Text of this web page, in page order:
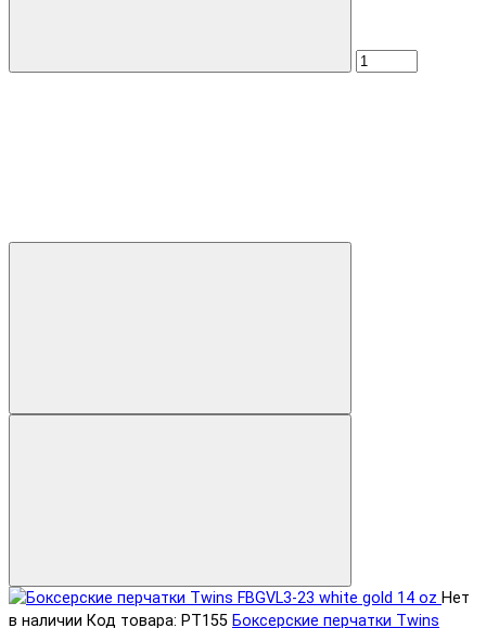
Нет
в наличии Код товара: PT155 Боксерские перчатки Twins